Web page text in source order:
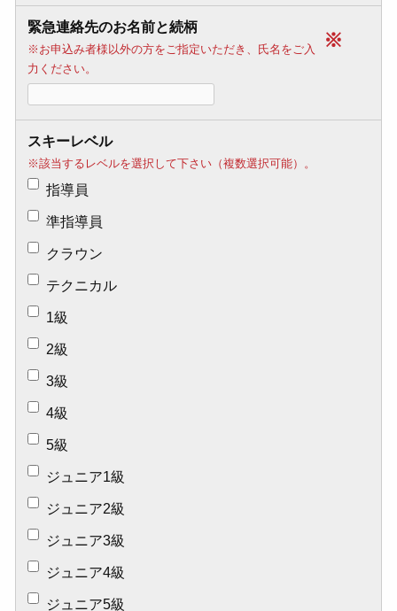
※
緊急連絡先のお名前と続柄
※お申込み者様以外の方をご指定いただき、氏名をご入
力ください。
スキーレベル
※該当するレベルを選択して下さい（複数選択可能）。
指導員
準指導員
クラウン
テクニカル
1級
2級
3級
4級
5級
ジュニア1級
ジュニア2級
ジュニア3級
ジュニア4級
ジュニア5級